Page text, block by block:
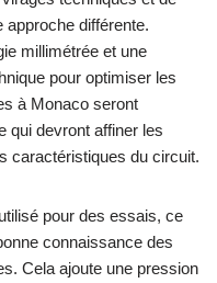
approche différente.
millimétrée et une
pour optimiser les
à Monaco seront
qui devront affiner les
caractéristiques du circuit.
pour des essais, ce
connaissance des
Cela ajoute une pression